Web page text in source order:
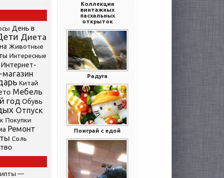
День в
Диета
Животные
Интересные
Интернет-
Китай
Мебель
год Обувь
Отпуск
Покупки
Ремонт
Соль
—
Коллекция
винтажных
пасхальных
открыток
Радуга
Поиграй с едой